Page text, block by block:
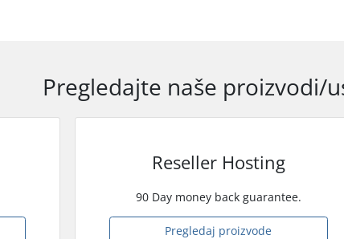
Pregledajte naše proizvodi/
Reseller Hosting
90 Day money back guarantee.
Pregledaj proizvode